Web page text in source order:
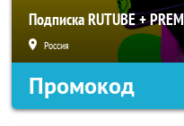
Подписка RUTUBE +
Россия
Промокод